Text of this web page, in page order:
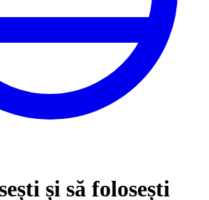
și să folosești